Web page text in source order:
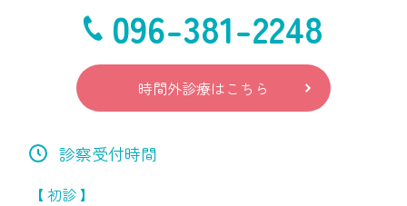
096-381-2248
時間外診療はこちら
診察受付時間
【 初診 】